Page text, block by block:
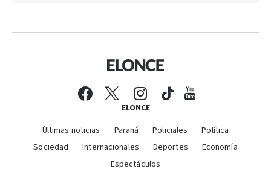
ELONCE
Últimas noticias Paraná Policiales
Política
Sociedad
Internacionales Deportes
Economía
Espectáculos